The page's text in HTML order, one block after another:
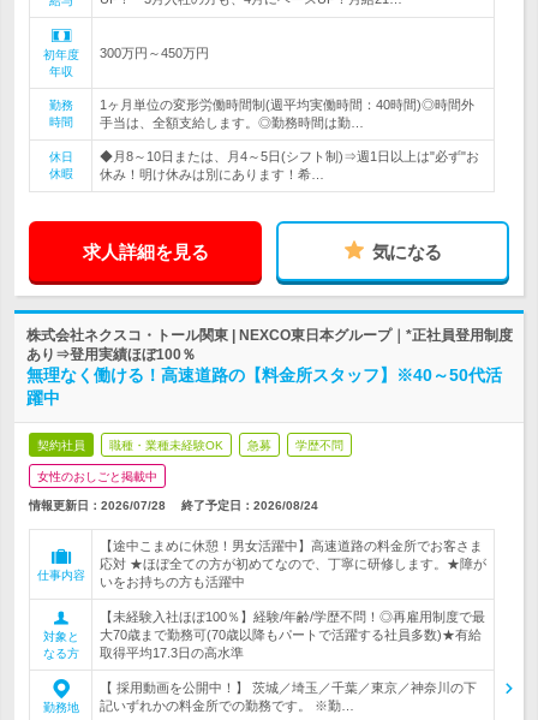
初年度
年収
300万円～450万円
勤務
時間
1ヶ月単位の変形労働時間制(週平均実働時間：40時間)◎時間外
手当は、全額支給します。◎勤務時間は勤…
休日
休暇
◆月8～10日または、月4～5日(シフト制)⇒週1日以上は"必ず"お
休み！明け休みは別にあります！希…
求人詳細を見る 気になる
株式会社ネクスコ・トール関東 | NEXCO東日本グループ｜*正社員登用制度
あり⇒登用実績ほぼ100％
無理なく働ける！高速道路の【料金所スタッフ】※40～50代活
躍中
契約社員 職種・業種未経験OK 急募 学歴不問
女性のおしごと掲載中
情報更新日：2026/07/28 終了予定日： 2026/08/24
仕事内容
【途中こまめに休憩！男女活躍中】高速道路の料金所でお客さま
応対 ★ほぼ全ての方が初めてなので、丁寧に研修します。★障が
いをお持ちの方も活躍中
対象と
なる方
【未経験入社ほぼ100％】経験/年齢/学歴不問！◎再雇用制度で最
大70歳まで勤務可(70歳以降もパートで活躍する社員多数)★有給
取得平均17.3日の高水準
勤務地
【 採用動画を公開中！】 茨城／埼玉／千葉／東京／神奈川の下
記いずれかの料金所での勤務です。 ※勤…